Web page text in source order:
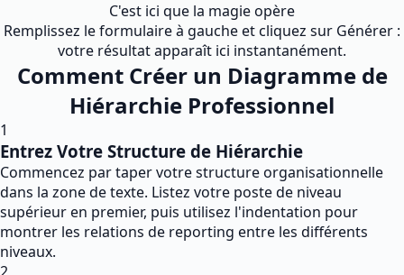
C'est ici que la magie opère
Remplissez le formulaire à gauche et cliquez sur Générer :
votre résultat apparaît ici instantanément.
Comment Créer un Diagramme de
Hiérarchie Professionnel
1
Entrez Votre Structure de Hiérarchie
Commencez par taper votre structure organisationnelle
dans la zone de texte. Listez votre poste de niveau
supérieur en premier, puis utilisez l'indentation pour
montrer les relations de reporting entre les différents
niveaux.